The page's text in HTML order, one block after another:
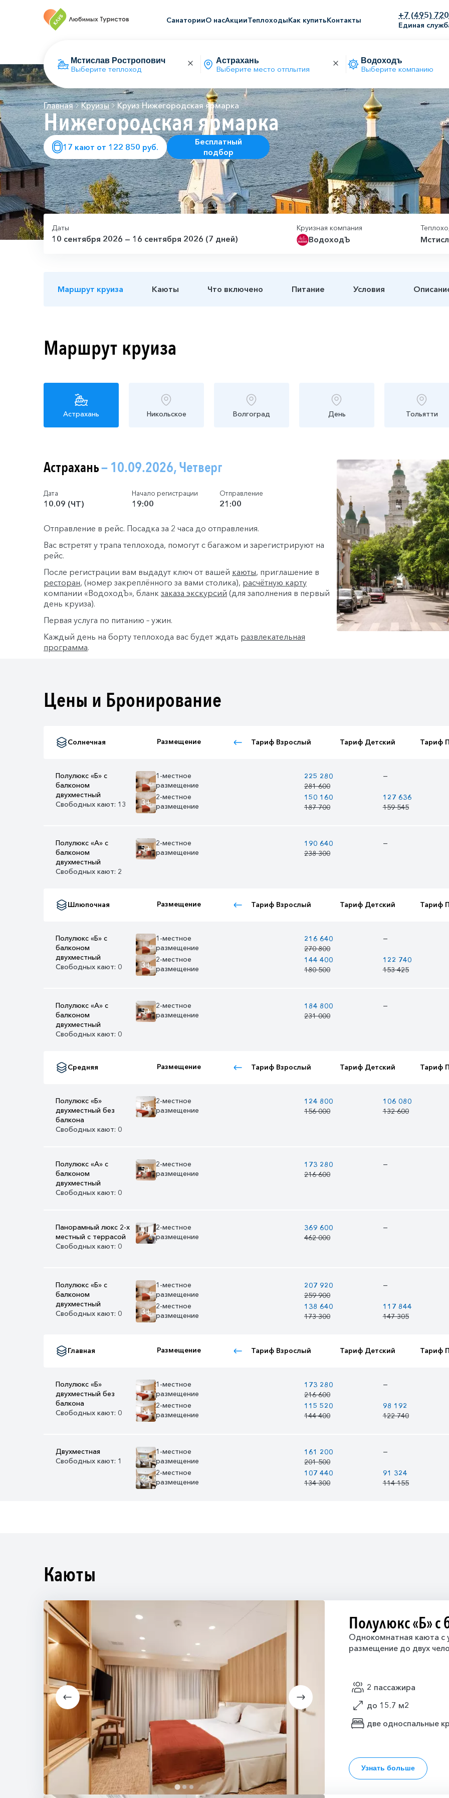
СанаторииО насАкцииТеплоходыКак купитьКонтакты
+7 (495)
Единая
Выберите теплоход Выберите место отплытия Выберите компанию
Главная Круизы Круиз Нижегородская ярмарка
Нижегородская ярмарка
17 кают от 122 850 руб.
Бесплатный
подбор
Даты
10 сентября 2026 — 16 сентября 2026 (7 дней)
Круизная компания
ВодоходЪ
Маршрут круиза Каюты Что включено Питание Условия
Маршрут круиза
Астрахань Никольское Волгоград День Тольятти
Астрахань— 10.09.2026, Четверг
Дата
10.09 (ЧТ)
Начало регистрации
19:00
Отправление
21:00
Отправление в рейс. Посадка за 2 часа до отправления.
Вас встретят у трапа теплохода, помогут с багажом и зарегистрируют на
рейс.
После регистрации вам выдадут ключ от вашей каюты, приглашение в
ресторан, (номер закреплённого за вами столика), расчётную карту
компании «ВодоходЪ», бланк заказа экскурсий (для заполнения в первый
день круиза).
Первая услуга по питанию – ужин.
Каждый день на борту теплохода вас будет ждать развлекательная
программа.
Цены и Бронирование
Солнечная Размещение Тариф Взрослый Тариф Детский Тариф
Полулюкс «Б» с
балконом
двухместный
Свободных кают: 13
1-местное
размещение
225 280
281 600
—
3+
2-местное
размещение
150 160
187 700
127 636
159 545
Полулюкс «А» с
балконом
двухместный
Свободных кают: 2
5+
2-местное
размещение
190 640
238 300
—
Шлюпочная Размещение Тариф Взрослый Тариф Детский Тариф
Полулюкс «Б» с
балконом
двухместный
Свободных кают: 0
1-местное
размещение
216 640
270 800
—
3+
2-местное
размещение
144 400
180 500
122 740
153 425
Полулюкс «А» с
балконом
двухместный
Свободных кают: 0
5+
2-местное
размещение
184 800
231 000
—
Средняя Размещение Тариф Взрослый Тариф Детский Тариф
Полулюкс «Б»
двухместный без
балкона
Свободных кают: 0
5+
2-местное
размещение
124 800
156 000
106 080
132 600
Полулюкс «А» с
балконом
двухместный
Свободных кают: 0
5+
2-местное
размещение
173 280
216 600
—
Панорамный люкс 2-х
местный с террасой
Свободных кают: 0
7+
2-местное
размещение
369 600
462 000
—
Полулюкс «Б» с
балконом
двухместный
Свободных кают: 0
1-местное
размещение
207 920
259 900
—
3+
2-местное
размещение
138 640
173 300
117 844
147 305
Главная Размещение Тариф Взрослый Тариф Детский Тариф
Полулюкс «Б»
двухместный без
балкона
Свободных кают: 0
1-местное
размещение
173 280
216 600
—
5+
2-местное
размещение
115 520
144 400
98 192
122 740
Двухместная
Свободных кают: 1
1-местное
размещение
161 200
201 500
—
2+
2-местное
размещение
107 440
134 300
91 324
114 155
Каюты
Полулюкс «Б»
Однокомнатная каюта с
размещение до двух
2 пассажира
до 15.7 м2
две односпальные
Узнать больше